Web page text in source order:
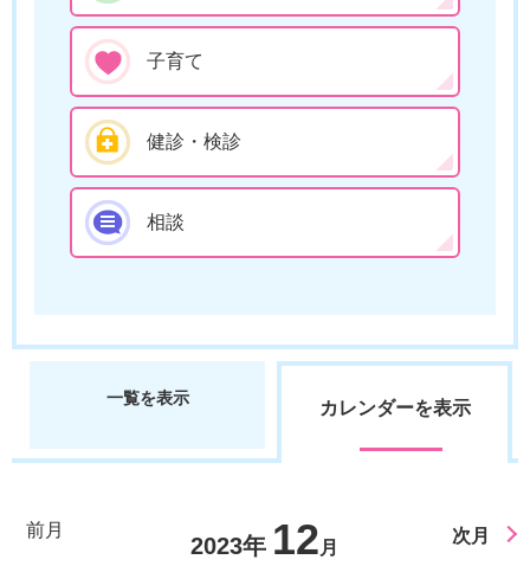
子育て
健診・検診
相談
一覧を表示 カレンダーを表示
前月
2023年 12 月
次月